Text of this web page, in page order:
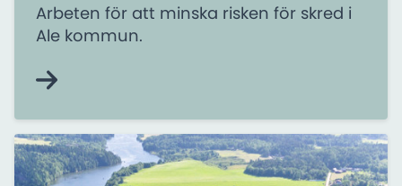
Arbeten för att minska risken för skred i
Ale kommun.